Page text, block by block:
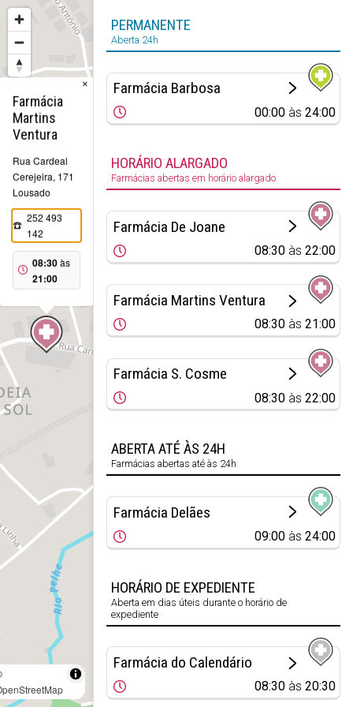
Farmácia
Martins
Ventura
Rua Cardeal
Cerejeira, 171
Lousado
252 493
142
08:30às
21:00
×
PERMANENTE
Aberta 24h
Farmácia Barbosa
00:00 às24:00
HORÁRIO ALARGADO
Farmácias abertas em horário alargado
Farmácia De Joane
08:30 às22:00
Farmácia Martins Ventura
08:30 às21:00
Farmácia S. Cosme
08:30 às22:00
ABERTA ATÉ ÀS 24H
Farmácias abertas até às 24h
Farmácia Delães
09:00 às24:00
HORÁRIO DE EXPEDIENTE
Aberta em dias úteis durante o horário de
expediente
Farmácia do Calendário
08:30 às20:30